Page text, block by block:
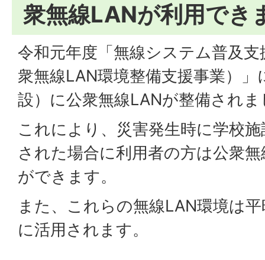
衆無線LANが利用でき
令和元年度「無線システム普及
衆無線LAN環境整備支援事業）
設）に公衆無線LANが整備され
これにより、災害発生時に学校
された場合に利用者の方は公衆
ができます。
また、これらの無線LAN環境は
に活用されます。